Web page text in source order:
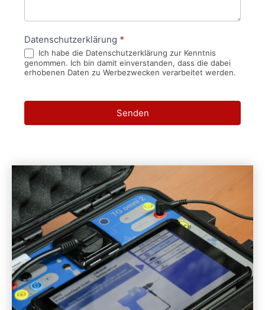
Datenschutzerklärung *
Ich habe die Datenschutzerklärung zur Kenntnis
genommen. Ich bin damit einverstanden, dass die dabei
erhobenen Daten zu Werbezwecken verarbeitet werden.
Senden